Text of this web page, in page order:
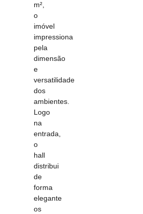
m²,
o
imóvel
impressiona
pela
dimensão
e
versatilidade
dos
ambientes.
Logo
na
entrada,
o
hall
distribui
de
forma
elegante
os